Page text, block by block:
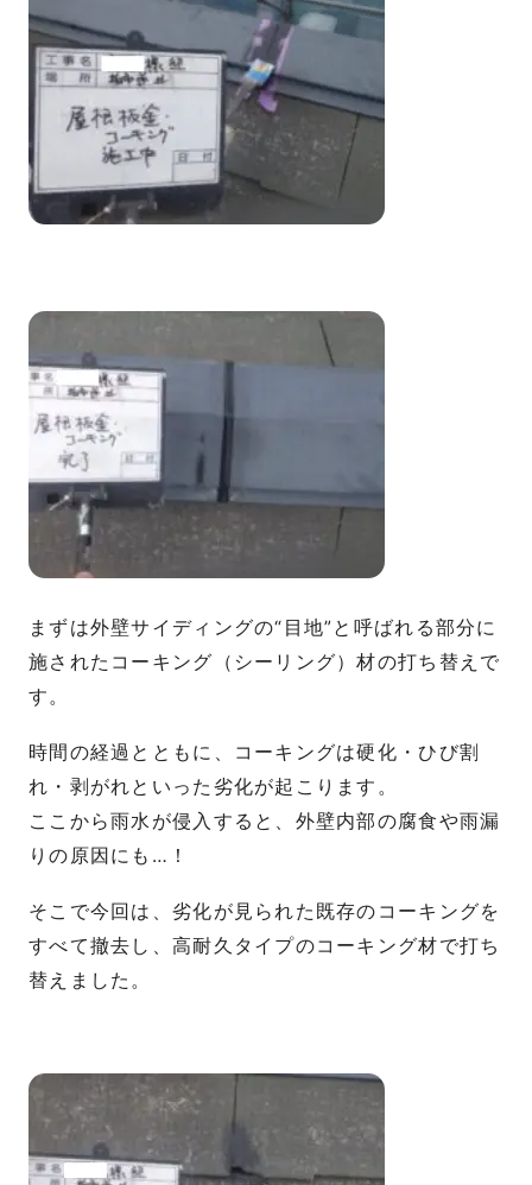
まずは外壁サイディングの“目地”と呼ばれる部分に
施されたコーキング（シーリング）材の打ち替えで
す。
時間の経過とともに、コーキングは硬化・ひび割
れ・剥がれといった劣化が起こります。
ここから雨水が侵入すると、外壁内部の腐食や雨漏
りの原因にも…！
そこで今回は、劣化が見られた既存のコーキングを
すべて撤去し、高耐久タイプのコーキング材で打ち
替えました。